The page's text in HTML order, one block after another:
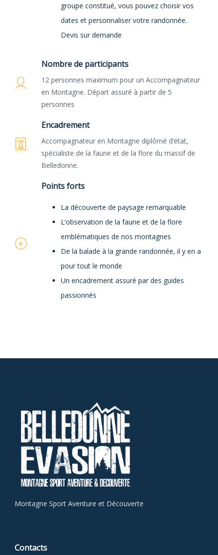
groupe constitué, vous pouvez choisir vos
dates et personnaliser votre randonnée.
Devis sur demande
Nombre de participants
12 personnes maximum pour un Accompagnateur
en Montagne. Départ assuré à partir de 5
personnes
Encadrement
Accompagnateur en Montagne diplômé d’état,
spécialiste de la faune et de la flore du massif de
Belledonne.
Points forts
La découverte de paysage remarquable
L’observation de la faune et de la flore
emblématiques de nos montagnes
De la balade à la grande randonnée, il y en a
pour tout le monde
Un encadrement assuré par des guides
passionnés
Montagne Sport Aventure et Découverte
Contacts